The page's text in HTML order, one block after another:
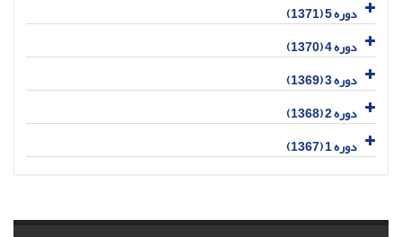
دوره 5 (1371)
دوره 4 (1370)
دوره 3 (1369)
دوره 2 (1368)
دوره 1 (1367)